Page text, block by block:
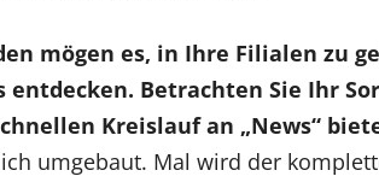
mögen es, in Ihre Filialen zu
Betrachten Sie Ihr
Kreislauf an „News“
umgebaut. Mal wird der